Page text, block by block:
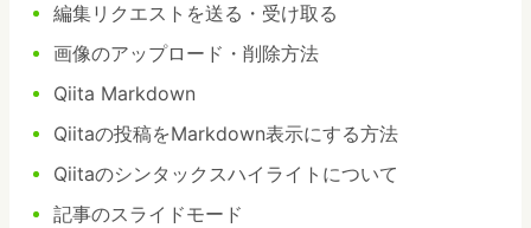
編集リクエストを送る・受け取る
画像のアップロード・削除方法
Qiita Markdown
Qiitaの投稿をMarkdown表示にする方法
Qiitaのシンタックスハイライトについて
記事のスライドモード